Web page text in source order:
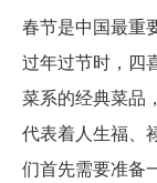
春节是中国最重
过年过节时，四
菜系的经典菜品
代表着人生福、
们首先需要准备